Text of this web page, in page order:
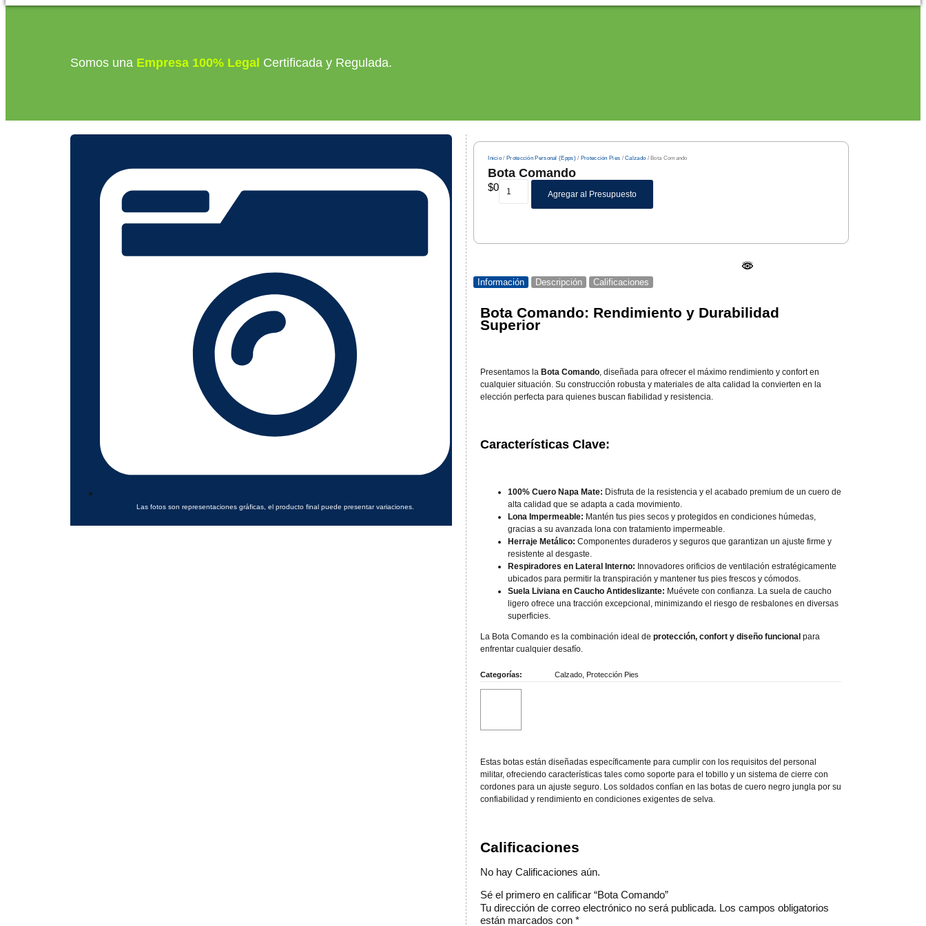
Somos una Empresa 100% Legal Certificada y Regulada.
Las fotos son representaciones gráficas, el producto final puede presentar variaciones.
Inicio /Protección Personal (Epps)/ Protección Pies /Calzado / Bota Comando
Bota Comando
$0
Agregar al Presupuesto
Información Descripción Calificaciones
Bota Comando: Rendimiento y Durabilidad
Superior
Presentamos la Bota Comando, diseñada para ofrecer el máximo rendimiento y confort en
cualquier situación. Su construcción robusta y materiales de alta calidad la convierten en la
elección perfecta para quienes buscan fiabilidad y resistencia.
Características Clave:
100% Cuero Napa Mate: Disfruta de la resistencia y el acabado premium de un cuero de
alta calidad que se adapta a cada movimiento.
Lona Impermeable: Mantén tus pies secos y protegidos en condiciones húmedas,
gracias a su avanzada lona con tratamiento impermeable.
Herraje Metálico: Componentes duraderos y seguros que garantizan un ajuste firme y
resistente al desgaste.
Respiradores en Lateral Interno: Innovadores orificios de ventilación estratégicamente
ubicados para permitir la transpiración y mantener tus pies frescos y cómodos.
Suela Liviana en Caucho Antideslizante: Muévete con confianza. La suela de caucho
ligero ofrece una tracción excepcional, minimizando el riesgo de resbalones en diversas
superficies.
La Bota Comando es la combinación ideal deprotección, confort y diseño funcional para
enfrentar cualquier desafío.
Categorías: Calzado, Protección Pies
Estas botas están diseñadas específicamente para cumplir con los requisitos del personal
militar, ofreciendo características tales como soporte para el tobillo y un sistema de cierre con
cordones para un ajuste seguro. Los soldados confían en las botas de cuero negro jungla por su
confiabilidad y rendimiento en condiciones exigentes de selva.
Calificaciones
No hay Calificaciones aún.
Sé el primero en calificar “Bota Comando”
Tu dirección de correo electrónico no será publicada. Los campos obligatorios
están marcados con*